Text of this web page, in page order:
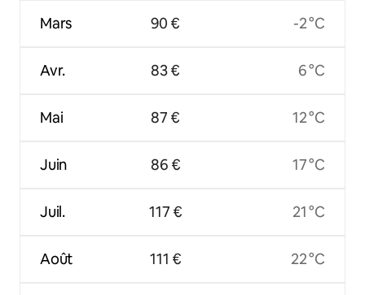
Mars
Avr.
Mai
Juin
Juil.
Août
90 €
83 €
87 €
86 €
117 €
111 €
-2 °C
6 °C
12 °C
17 °C
21 °C
22 °C